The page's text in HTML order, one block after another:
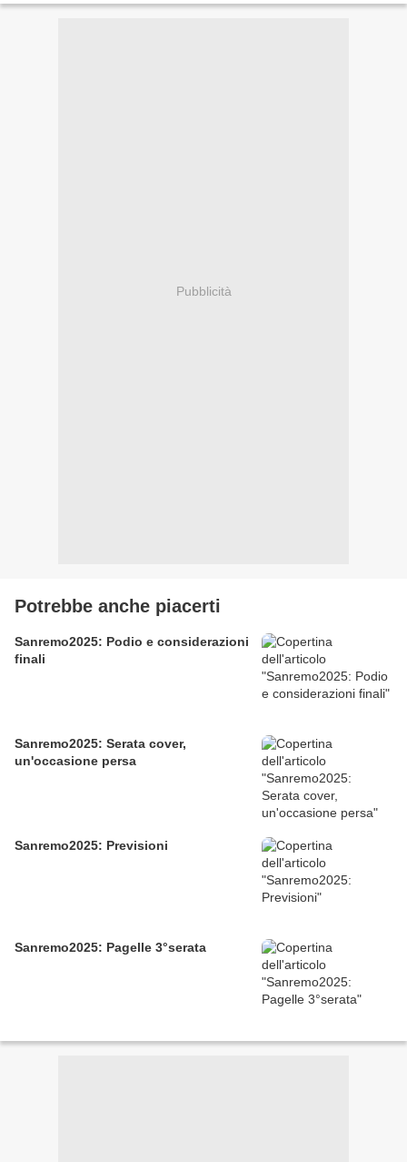
Pubblicità
Potrebbe anche piacerti
Sanremo2025: Podio e considerazioni
finali
Sanremo2025: Serata cover,
un'occasione persa
Sanremo2025: Previsioni
Sanremo2025: Pagelle 3°serata